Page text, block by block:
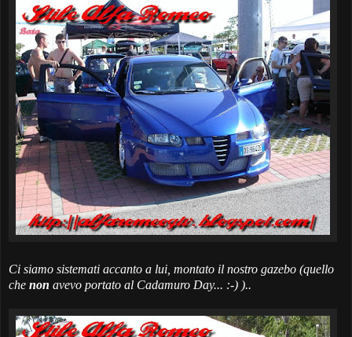
Ci siamo sistemati accanto a lui, montato il nostro gazebo (quello
che non avevo portato al Cadamuro Day... :-) )..